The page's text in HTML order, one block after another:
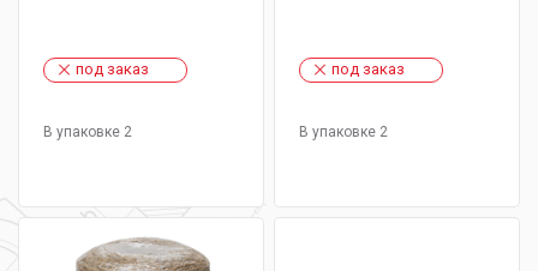
под заказ
В упаковке 2
под заказ
В упаковке 2